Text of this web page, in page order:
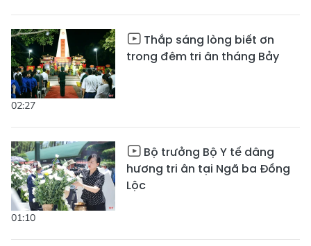
02:27
Thắp sáng lòng biết ơn
trong đêm tri ân tháng Bảy
01:10
Bộ trưởng Bộ Y tế dâng
hương tri ân tại Ngã ba Đồng
Lộc